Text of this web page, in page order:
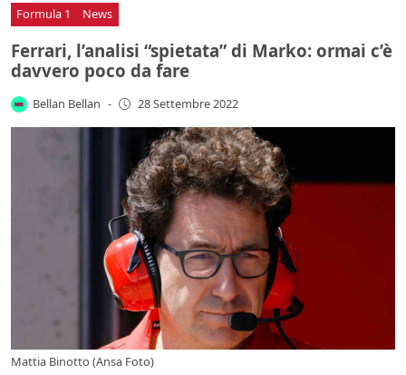
Formula 1 News
Ferrari, l’analisi “spietata” di Marko: ormai c’è
davvero poco da fare
Bellan Bellan - 28 Settembre 2022
Mattia Binotto (Ansa Foto)